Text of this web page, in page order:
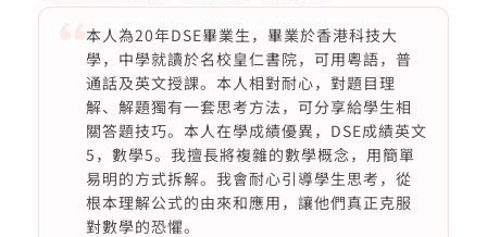
本人為20年DSE畢業生，畢業於香港科技大
學，中學就讀於名校皇仁書院，可用粵語，普
通話及英文授課。本人相對耐心，對題目理
解、解題獨有一套思考方法，可分享給學生相
關答題技巧。本人在學成績優異，DSE成績英文
5，數學5。我擅長將複雜的數學概念，用簡單
易明的方式拆解。我會耐心引導學生思考，從
根本理解公式的由來和應用，讓他們真正克服
對數學的恐懼。